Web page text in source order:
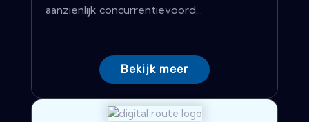
aanzienlijk concurrentievoord...
Bekijk meer